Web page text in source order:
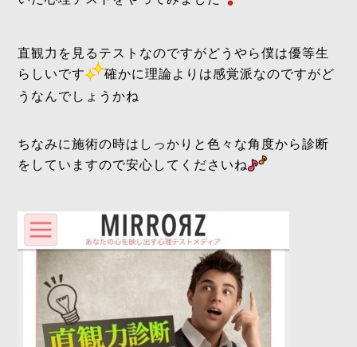
直観力を見るテストなのですがどうやら僕は優等生
らしいです
確かに理論よりは感覚派なのですがど
うなんでしょうかね
ちなみに施術の時はしっかりと色々な角度から診断
をしていますので安心してくださいね